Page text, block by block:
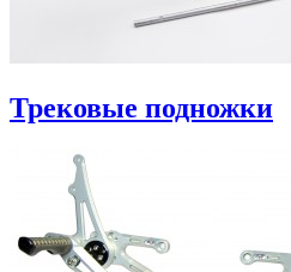
Трековые подножки